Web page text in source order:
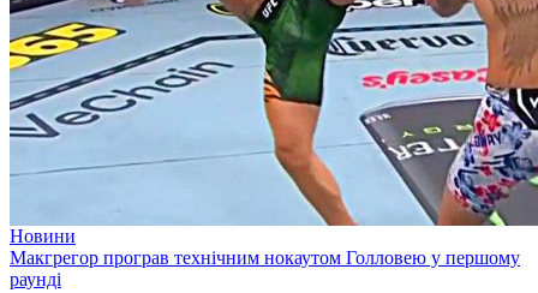
Новини
Макгрегор програв технічним нокаутом Голловею у першому
раунді